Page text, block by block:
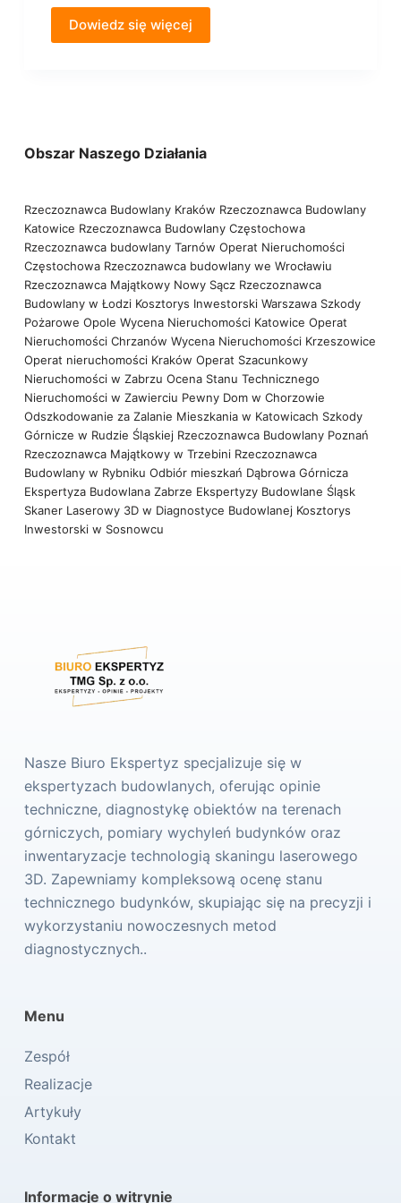
Dowiedz się więcej
Obszar Naszego Działania
Rzeczoznawca Budowlany Kraków Rzeczoznawca Budowlany
Katowice Rzeczoznawca Budowlany Częstochowa
Rzeczoznawca budowlany Tarnów Operat Nieruchomości
Częstochowa Rzeczoznawca budowlany we Wrocławiu
Rzeczoznawca Majątkowy Nowy Sącz Rzeczoznawca
Budowlany w Łodzi Kosztorys Inwestorski Warszawa Szkody
Pożarowe Opole Wycena Nieruchomości Katowice Operat
Nieruchomości Chrzanów Wycena Nieruchomości Krzeszowice
Operat nieruchomości Kraków Operat Szacunkowy
Nieruchomości w Zabrzu Ocena Stanu Technicznego
Nieruchomości w Zawierciu Pewny Dom w Chorzowie
Odszkodowanie za Zalanie Mieszkania w Katowicach Szkody
Górnicze w Rudzie Śląskiej Rzeczoznawca Budowlany Poznań
Rzeczoznawca Majątkowy w Trzebini Rzeczoznawca
Budowlany w Rybniku Odbiór mieszkań Dąbrowa Górnicza
Ekspertyza Budowlana Zabrze Ekspertyzy Budowlane Śląsk
Skaner Laserowy 3D w Diagnostyce Budowlanej Kosztorys
Inwestorski w Sosnowcu
Nasze Biuro Ekspertyz specjalizuje się w
ekspertyzach budowlanych, oferując opinie
techniczne, diagnostykę obiektów na terenach
górniczych, pomiary wychyleń budynków oraz
inwentaryzacje technologią skaningu laserowego
3D. Zapewniamy kompleksową ocenę stanu
technicznego budynków, skupiając się na precyzji i
wykorzystaniu nowoczesnych metod
diagnostycznych..
Menu
Zespół
Realizacje
Artykuły
Kontakt
Informacje o witrynie